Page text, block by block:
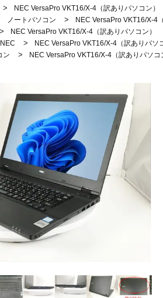
>
NEC VersaPro VKT16/X-4（訳ありパソコン）
ノートパソコン >
NEC VersaPro VKT16/X-4
>
NEC VersaPro VKT16/X-4（訳ありパソコン）
NEC >
NEC VersaPro VKT16/X-4（訳ありパソ
ン > NEC VersaPro VKT16/X-4（訳ありパソコ